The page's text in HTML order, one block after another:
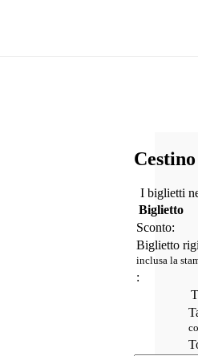
I biglietti
Biglietto
Sconto:
Biglietto
inclusa la
: